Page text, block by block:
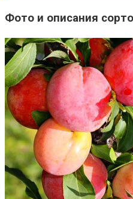
Фото и описания